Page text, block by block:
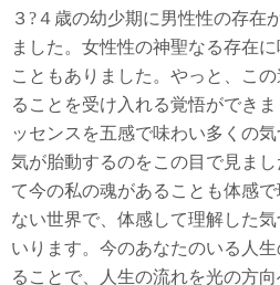
３?４歳の幼少期に男性性の存在
ました。女性性の神聖なる存在
こともありました。やっと、こ
ることを受け入れる覚悟ができ
ッセンスを五感で味わい多くの
気が胎動するのをこの目で見ま
て今の私の魂があることも体感
ない世界で、体感して理解した
いります。今のあなたのいる人
ることで、人生の流れを光の方